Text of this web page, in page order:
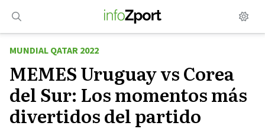
contenido
MUNDIAL QATAR 2022
MEMES Uruguay vs Corea
del Sur: Los momentos más
divertidos del partido